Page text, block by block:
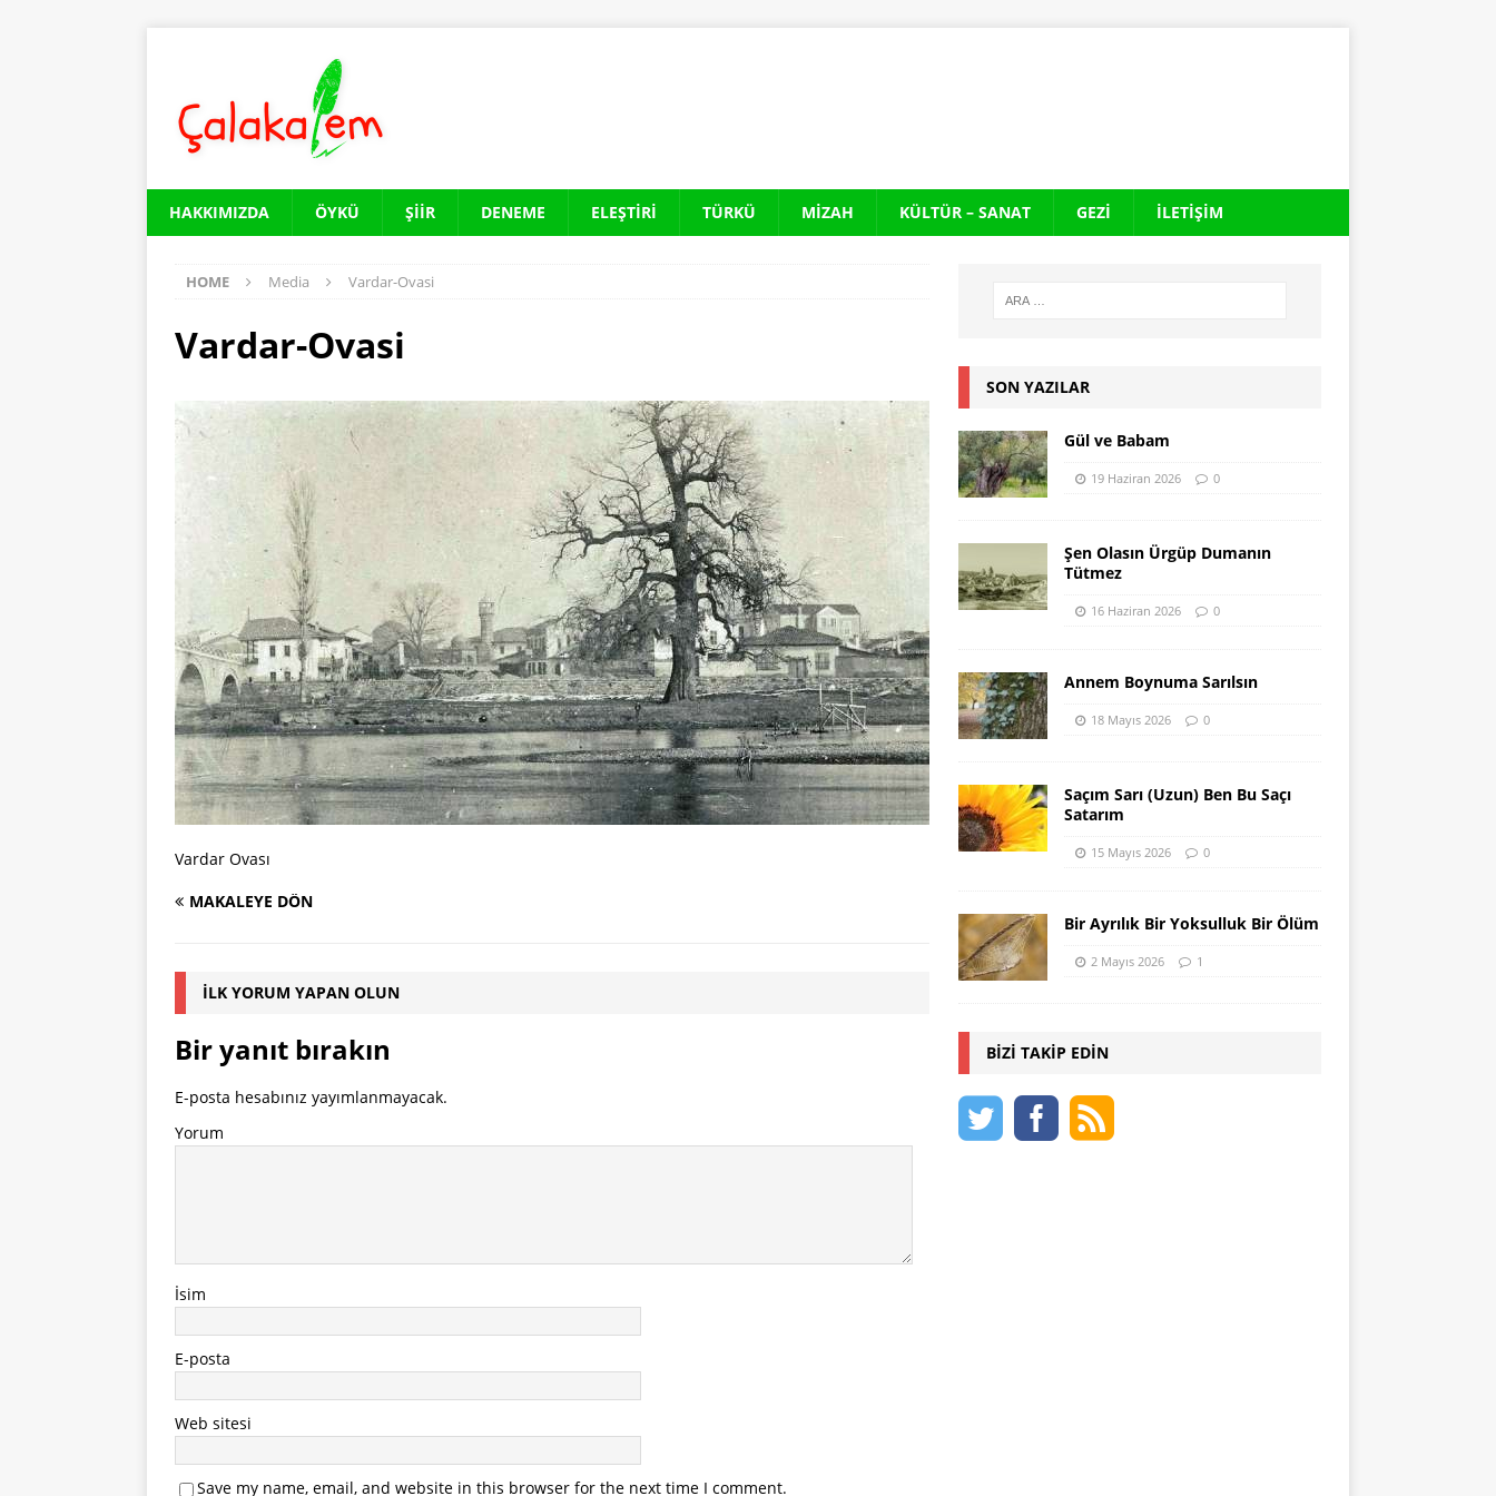
HAKKIMIZDA ÖYKÜ ŞIIR DENEME ELEŞTIRI TÜRKÜ MIZAH KÜLTÜR – SANAT GEZI İLETIŞIM
HOME Media Vardar-Ovasi
Vardar-Ovasi
Vardar Ovası
MAKALEYE DÖN
İLK YORUM YAPAN OLUN
Bir yanıt bırakın
E-posta hesabınız yayımlanmayacak.
Yorum
İsim
E-posta
Web sitesi
Save my name, email, and website in this browser for the next time I comment.
SON YAZILAR
Gül ve Babam
19 Haziran 2026 0
Şen Olasın Ürgüp Dumanın
Tütmez
16 Haziran 2026 0
Annem Boynuma Sarılsın
18 Mayıs 2026 0
Saçım Sarı (Uzun) Ben Bu Saçı
Satarım
15 Mayıs 2026 0
Bir Ayrılık Bir Yoksulluk Bir Ölüm
2 Mayıs 2026 1
BIZI TAKIP EDIN